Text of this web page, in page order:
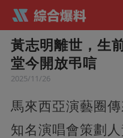
黃志明離世，生
堂今開放弔唁
2025/11/26
馬來西亞演藝圈傳
知名演唱會策劃